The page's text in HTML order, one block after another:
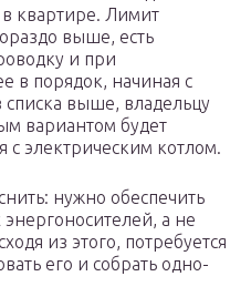
квартире. Лимит
выше, есть
и при
в порядок, начиная с
выше, владельцу
вариантом будет
с электрическим котлом.
нужно обеспечить
а не
из этого, потребуется
его и собрать одно-